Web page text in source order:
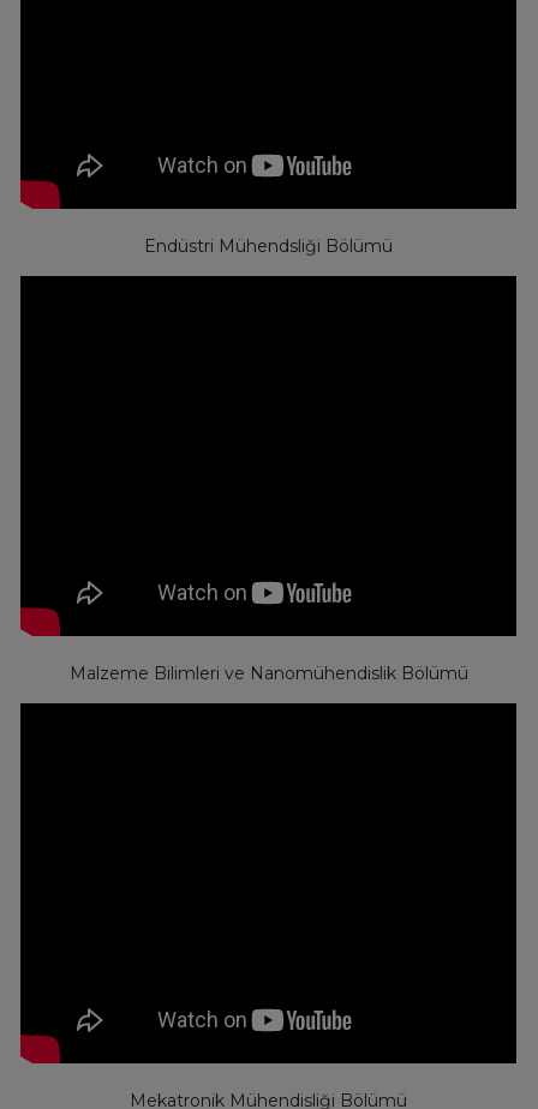
Endüstri Mühendsliği Bölümü
Malzeme Bilimleri ve Nanomühendislik Bölümü
Mekatronik Mühendisliği Bölümü